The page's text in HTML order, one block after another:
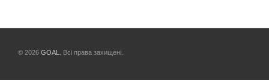
© 2026 GOAL . Всі права захищені.